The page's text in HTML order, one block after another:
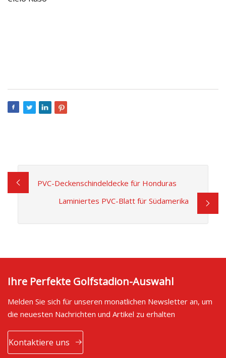
PVC-Deckenschindeldecke für Honduras
Laminiertes PVC-Blatt für Südamerika
Ihre Perfekte Golfstadion-Auswahl
Melden Sie sich für unseren monatlichen Newsletter an, um
die neuesten Nachrichten und Artikel zu erhalten
Kontaktiere uns